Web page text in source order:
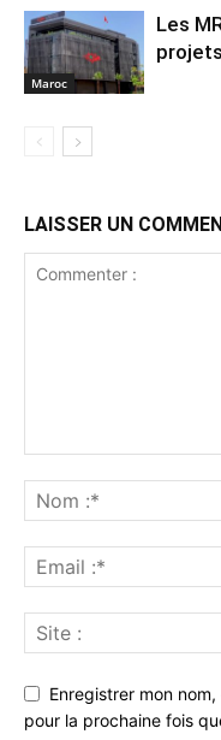
Maroc
Les
LAISSER UN
Enregistrer mon
pour la prochaine fois